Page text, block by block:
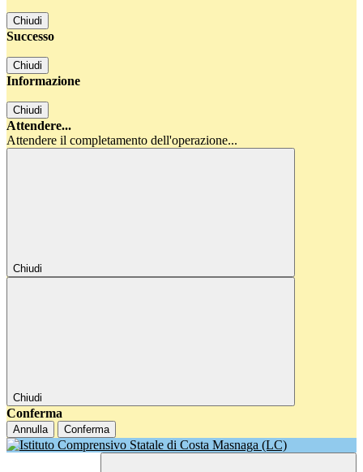
Chiudi
Successo
Chiudi
Informazione
Chiudi
Attendere...
Attendere il completamento dell'operazione...
Chiudi
Chiudi
Conferma
Annulla Conferma